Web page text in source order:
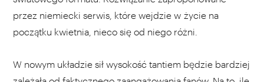
przez niemiecki serwis, które wejdzie w życie na
początku kwietnia, nieco się od niego różni.
W nowym układzie sił wysokość tantiem będzie bardziej